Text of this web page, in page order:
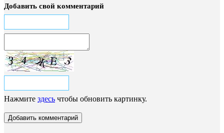
Добавить свой комментарий
Нажмите здесь чтобы обновить картинку.